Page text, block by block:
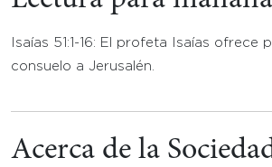
Isaías 51:1-16: El profeta Isaías ofrece
consuelo a Jerusalén.
Acerca de la